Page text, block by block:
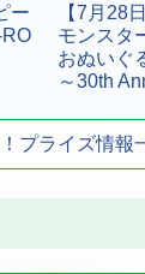
ー
【7月28
モンスタ
おぬいぐ
～30th
プライズ情報